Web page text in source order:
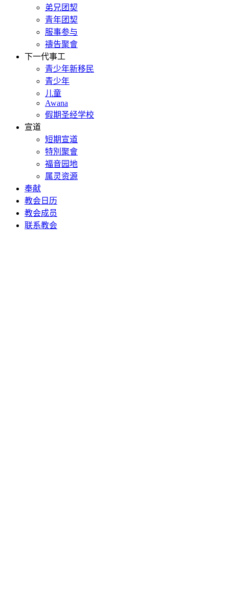
弟兄团契
青年团契
服事参与
禱告聚會
下一代事工
青少年新移民
青少年
儿童
Awana
假期圣经学校
宣道
短期宣道
特別聚會
福音园地
属灵资源
奉献
教会日历
教会成员
联系教会